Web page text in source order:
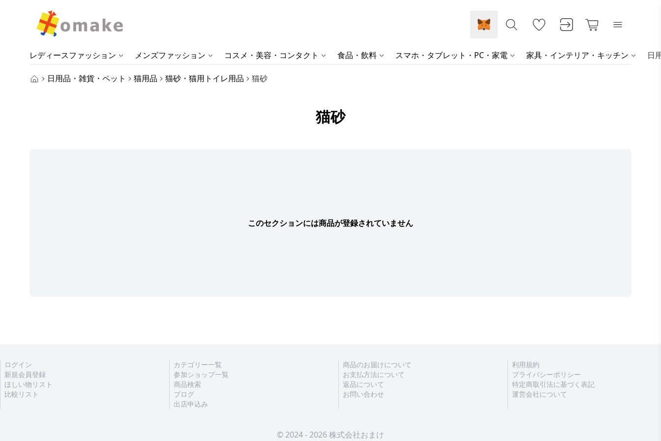
レディースファッション メンズファッション コスメ・美容・コンタクト 食品・飲料 スマホ・タブレット・PC・家電 家具・インテリア・キッチン 日
日用品・雑貨・ペット 猫用品 猫砂・猫用トイレ用品 猫砂
猫砂
このセクションには商品が登録されていません
ログイン
新規会員登録
ほしい物リスト
比較リスト
カテゴリー一覧
参加ショップ一覧
商品検索
ブログ
出店申込み
商品のお届けについて
お支払方法について
返品について
お問い合わせ
利用規約
プライバシーポリシー
特定商取引法に基づく表記
運営会社について
© 2024 - 2026 株式会社おまけ